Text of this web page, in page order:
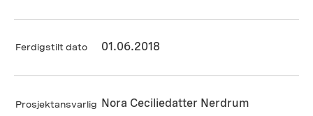
Ferdigstilt dato 01.06.2018
Prosjektansvarlig Nora Ceciliedatter Nerdrum